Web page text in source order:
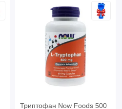
Триптофан Now Foods 500